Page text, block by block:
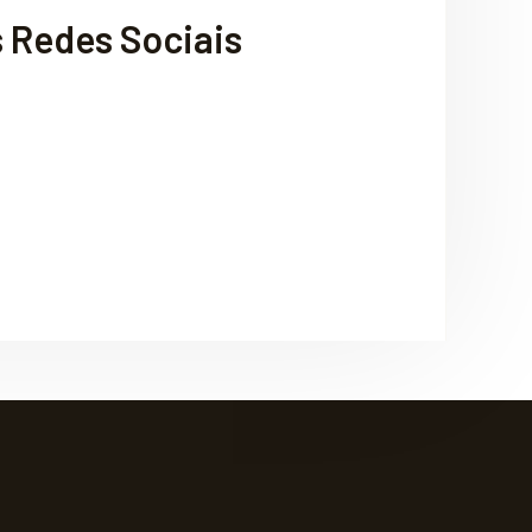
Sociais